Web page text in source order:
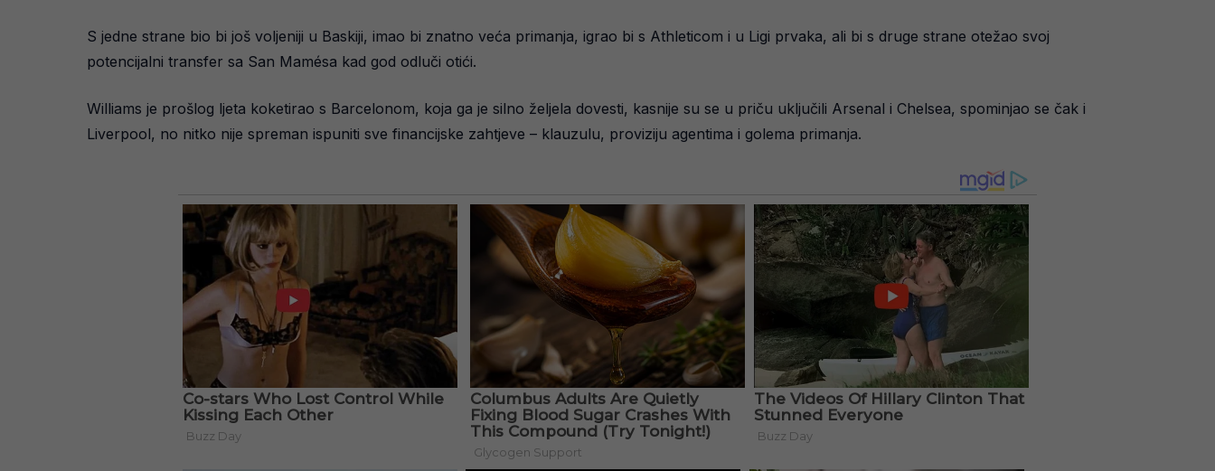
S jedne strane bio bi još voljeniji u Baskiji, imao bi znatno veća primanja, igrao bi s Athleticom i u Ligi prvaka, ali bi s druge strane otežao svoj
potencijalni transfer sa San Mamésa kad god odluči otići.
Williams je prošlog ljeta koketirao s Barcelonom, koja ga je silno željela dovesti, kasnije su se u priču uključili Arsenal i Chelsea, spominjao se čak i
Liverpool, no nitko nije spreman ispuniti sve financijske zahtjeve – klauzulu, proviziju agentima i golema primanja.